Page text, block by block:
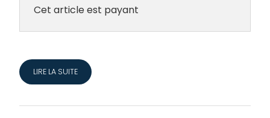
Cet article est payant
LIRE LA SUITE